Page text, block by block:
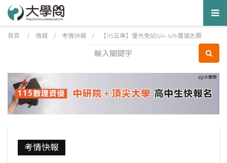
首頁 / 情報 / 考情快報 / 【115五專】優先免試6/4-6/8選填志願
考情快報